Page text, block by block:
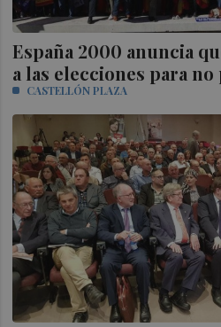
España 2000 anuncia
a las elecciones para
CASTELLÓN PLAZA